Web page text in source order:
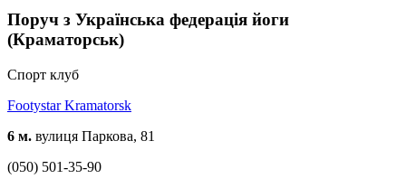
Поруч з Українська федерація йоги
(Краматорськ)
Спорт клуб
Footystar Kramatorsk
6 м. вулиця Паркова, 81
(050) 501-35-90